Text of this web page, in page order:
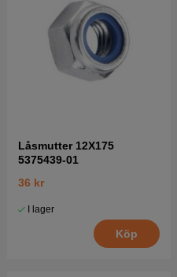
Låsmutter 12X175
5375439-01
36 kr
I lager
Köp